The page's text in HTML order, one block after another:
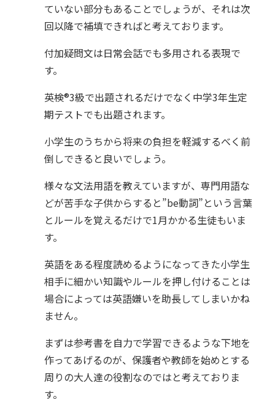
ていない部分もあることでしょうが、それは次
回以降で補填できればと考えております。
付加疑問文は日常会話でも多用される表現で
す。
英検®︎3級で出題されるだけでなく中学3年生定
期テストでも出題されます。
小学生のうちから将来の負担を軽減するべく前
倒しできると良いでしょう。
様々な文法用語を教えていますが、専門用語な
どが苦手な子供からすると”be動詞”という言葉
とルールを覚えるだけで1月かかる生徒もいま
す。
英語をある程度読めるようになってきた小学生
相手に細かい知識やルールを押し付けることは
場合によっては英語嫌いを助長してしまいかね
ません。
まずは参考書を自力で学習できるような下地を
作ってあげるのが、保護者や教師を始めとする
周りの大人達の役割なのではと考えておりま
す。